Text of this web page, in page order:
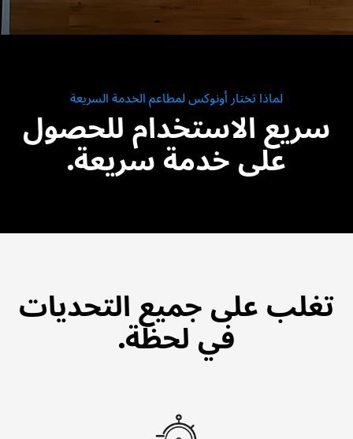
لماذا تختار أونوكس لمطاعم الخدمة السريعة
سريع الاستخدام للحصول
على خدمة سريعة.
تغلب على جميع التحديات
في لحظة.